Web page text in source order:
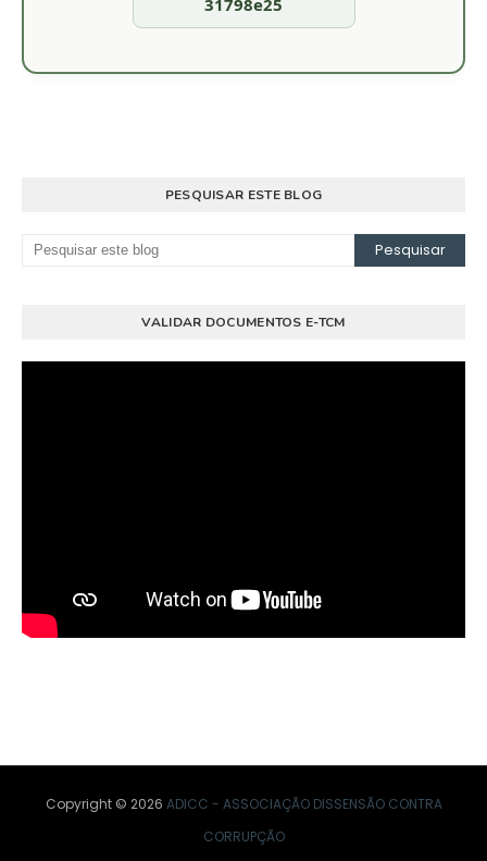
PESQUISAR ESTE BLOG
VALIDAR DOCUMENTOS E-TCM
Copyright © 2026 ADICC - ASSOCIAÇÃO DISSENSÃO CONTRA
CORRUPÇÃO